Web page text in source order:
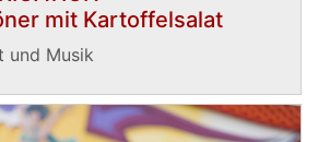
mit Kartoffelsalat
und Musik